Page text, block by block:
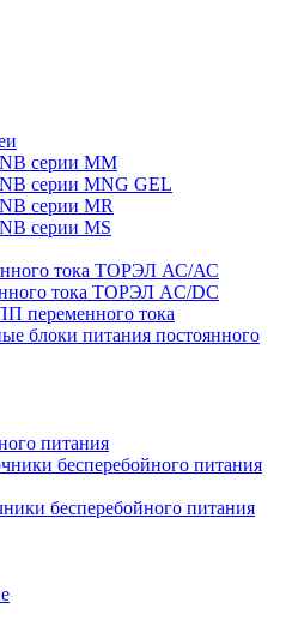
серии MM
серии MNG GEL
серии MR
серии MS
тока ТОРЭЛ АС/АС
тока ТОРЭЛ AC/DC
переменного тока
блоки питания постоянного
питания
бесперебойного питания
бесперебойного питания